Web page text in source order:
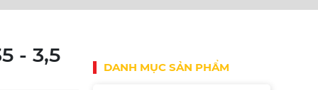
- 3,5
DANH MỤC SẢN PHẨM